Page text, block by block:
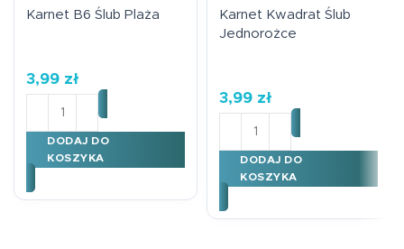
Karnet B6 Ślub Plaża
3,99 zł
DODAJ DO
KOSZYKA
Karnet Kwadrat Ślub
Jednorożce
3,99 zł
DODAJ DO
KOSZYKA